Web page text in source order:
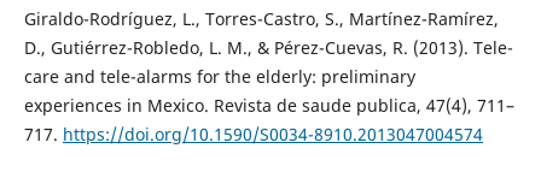
Giraldo-Rodríguez, L., Torres-Castro, S., Martínez-Ramírez,
D., Gutiérrez-Robledo, L. M., & Pérez-Cuevas, R. (2013). Tele-
care and tele-alarms for the elderly: preliminary
experiences in Mexico. Revista de saude publica, 47(4), 711–
717. https://doi.org/10.1590/S0034-8910.2013047004574